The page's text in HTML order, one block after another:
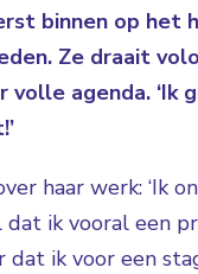
binnen op het
Ze draait
volle agenda.
haar werk: ‘Ik
ik vooral een
dat ik voor een